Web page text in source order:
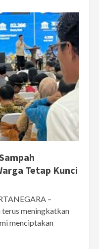
Tetap Kunci
–
terus meningkatkan
menciptakan